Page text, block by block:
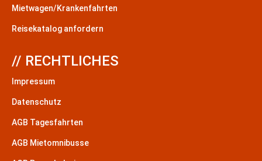
Mietwagen/Krankenfahrten
Reisekatalog anfordern
// RECHTLICHES
Impressum
Datenschutz
AGB Tagesfahrten
AGB Mietomnibusse